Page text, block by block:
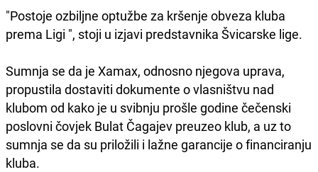
"Postoje ozbiljne optužbe za kršenje obveza kluba
prema Ligi ", stoji u izjavi predstavnika Švicarske lige.
Sumnja se da je Xamax, odnosno njegova uprava,
propustila dostaviti dokumente o vlasništvu nad
klubom od kako je u svibnju prošle godine čečenski
poslovni čovjek Bulat Čagajev preuzeo klub, a uz to
sumnja se da su priložili i lažne garancije o financiranju
kluba.